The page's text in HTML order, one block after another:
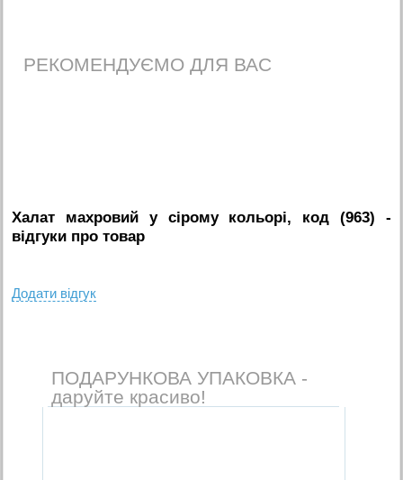
РЕКОМЕНДУЄМО ДЛЯ ВАС
Халат махровий у сірому кольорі, код (963) -
вiдгуки про товар
Додати вiдгук
ПОДАРУНКОВА УПАКОВКА -
даруйте красиво!